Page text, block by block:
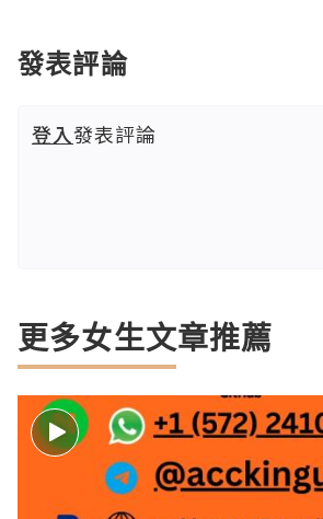
發表評論
登入發表評論
更多女生文章推薦